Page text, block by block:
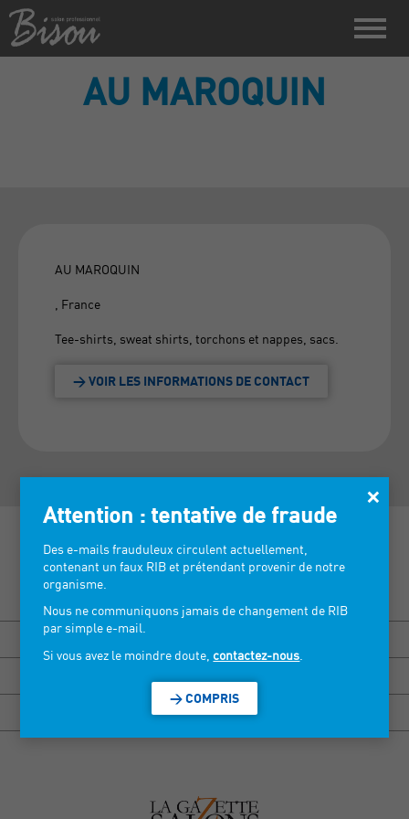
AU MAROQUIN
AU MAROQUIN
, France
Tee-shirts, sweat shirts, torchons et nappes, sacs.
> VOIR LES INFORMATIONS DE CONTACT
HEXAGONE RENNES
HEXAGONE GRENOBLE
×
Attention : tentative de fraude
Des e-mails frauduleux circulent actuellement,
contenant un faux RIB et prétendant provenir de notre
organisme.
Nous ne communiquons jamais de changement de RIB
par simple e-mail.
Si vous avez le moindre doute, contactez-nous
> COMPRIS